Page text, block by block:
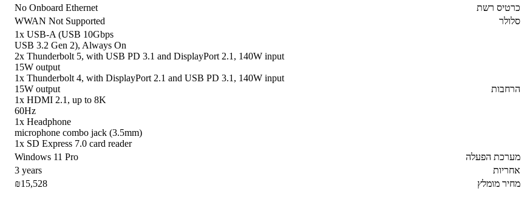
כרטיס רשת
No Onboard Ethernet
סלולר
WWAN Not Supported
הרחבות
1x USB-A (USB 10Gbps
USB 3.2 Gen 2), Always On
2x Thunderbolt 5, with USB PD 3.1 and DisplayPort 2.1, 140W input
15W output
1x Thunderbolt 4, with DisplayPort 2.1 and USB PD 3.1, 140W input
15W output
1x HDMI 2.1, up to 8K
60Hz
1x Headphone
microphone combo jack (3.5mm)
1x SD Express 7.0 card reader
מערכת הפעלה
Windows 11 Pro
אחריות
3 years
מחיר מומלץ
₪15,528